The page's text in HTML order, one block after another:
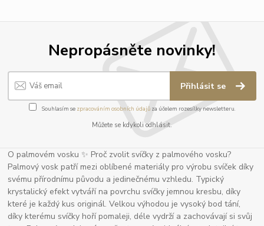
Nepropásněte novinky!
Přihlásit se
Souhlasím se zpracováním osobních údajůza účelem rozesílky newsletteru.
Můžete se kdykoli odhlásit.
O palmovém vosku ✨ Proč zvolit svíčky z palmového vosku?
Palmový vosk patří mezi oblíbené materiály pro výrobu svíček díky
svému přírodnímu původu a jedinečnému vzhledu. Typický
krystalický efekt vytváří na povrchu svíčky jemnou kresbu, díky
které je každý kus originál. Velkou výhodou je vysoký bod tání,
díky kterému svíčky hoří pomaleji, déle vydrží a zachovávají si svůj